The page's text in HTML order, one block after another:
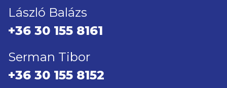
László Balázs
+36 30 155 8161
Serman Tibor
+36 30 155 8152